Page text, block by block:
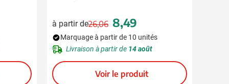
à partir de
Prix normal
26,06 8,49
Marquage à partir de 10 unités
Livraison à partir de 14 août
Voir le produit